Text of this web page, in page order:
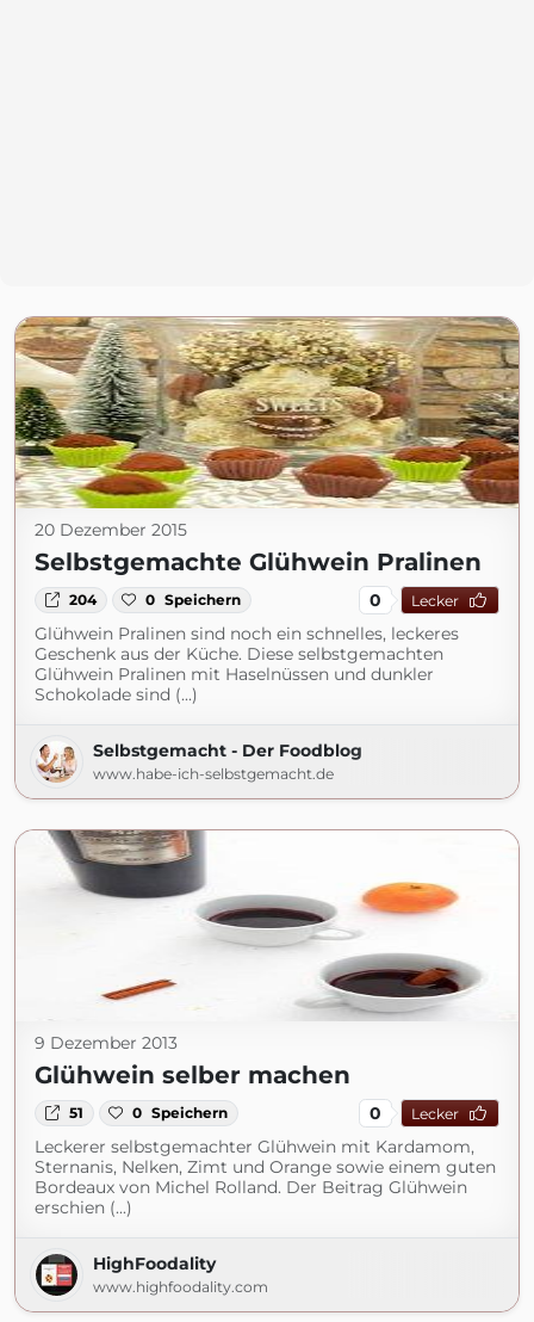
20 Dezember 2015
Selbstgemachte Glühwein Pralinen
204 0 Speichern 0 Lecker
Glühwein Pralinen sind noch ein schnelles, leckeres
Geschenk aus der Küche. Diese selbstgemachten
Glühwein Pralinen mit Haselnüssen und dunkler
Schokolade sind (...)
Selbstgemacht - Der Foodblog
www.habe-ich-selbstgemacht.de
9 Dezember 2013
Glühwein selber machen
51 0 Speichern 0 Lecker
Leckerer selbstgemachter Glühwein mit Kardamom,
Sternanis, Nelken, Zimt und Orange sowie einem guten
Bordeaux von Michel Rolland. Der Beitrag Glühwein
erschien (...)
HighFoodality
www.highfoodality.com